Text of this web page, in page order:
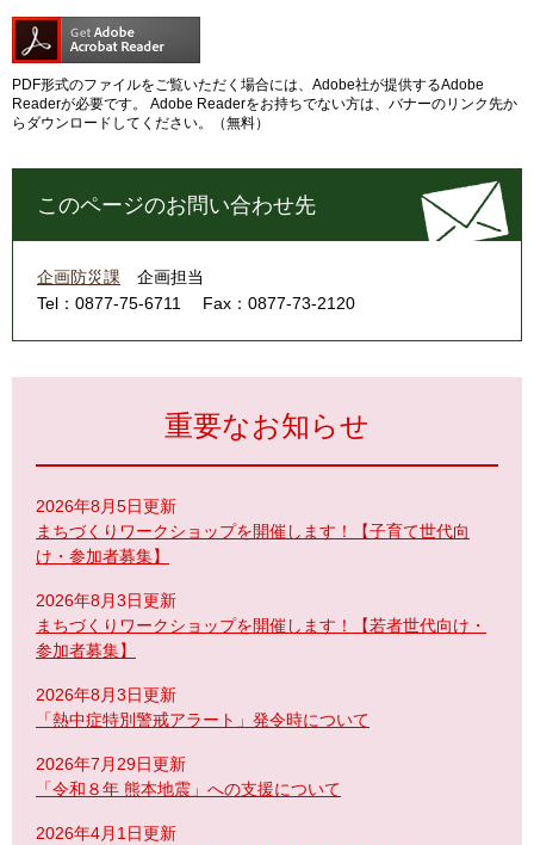
PDF形式のファイルをご覧いただく場合には、Adobe社が提供するAdobe
Readerが必要です。
Adobe Readerをお持ちでない方は、バナーのリンク先か
らダウンロードしてください。（無料）
このページのお問い合わせ先
企画防災課
企画担当
Tel：0877-75-6711
Fax：0877-73-2120
重要なお知らせ
2026年8月5日更新
まちづくりワークショップを開催します！【子育て世代向
け・参加者募集】
2026年8月3日更新
まちづくりワークショップを開催します！【若者世代向け・
参加者募集】
2026年8月3日更新
「熱中症特別警戒アラート」発令時について
2026年7月29日更新
「令和８年 熊本地震」への支援について
2026年4月1日更新